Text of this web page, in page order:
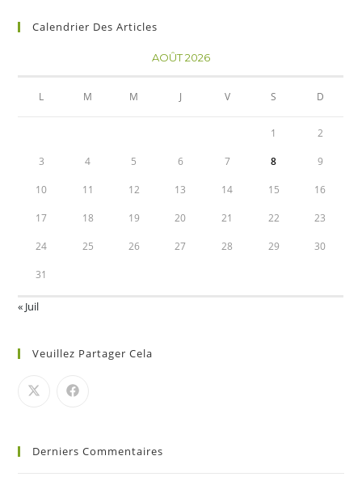
Calendrier Des Articles
AOÛT 2026
L M M J V S D
1 2
3 4 5 6 7 8 9
10 11 12 13 14 15 16
17 18 19 20 21 22 23
24 25 26 27 28 29 30
31
« Juil
Veuillez Partager Cela
Derniers Commentaires